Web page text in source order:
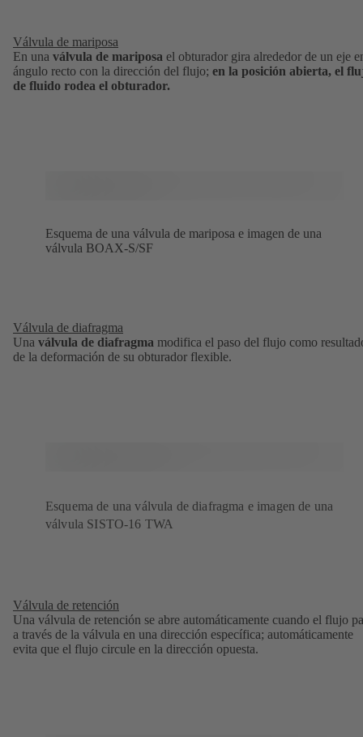
Válvula de mariposa
En una válvula de mariposa el obturador gira alrededor de un eje
ángulo recto con la dirección del flujo; en la posición abierta, el
de fluido rodea el obturador.
Esquema de una válvula de mariposa e imagen de una
válvula BOAX-S/SF
Válvula de diafragma
Una válvula de diafragma modifica el paso del flujo como
de la deformación de su obturador flexible.
Esquema de una válvula de diafragma e imagen de una
válvula SISTO-16 TWA
Válvula de retención
Una válvula de retención se abre automáticamente cuando el flujo
a través de la válvula en una dirección específica; automáticamente
evita que el flujo circule en la dirección opuesta.